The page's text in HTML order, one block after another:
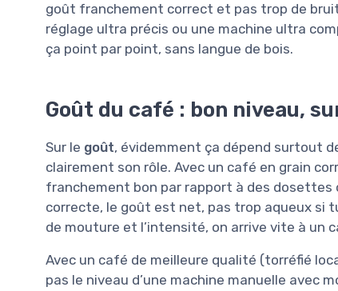
goût franchement correct et pas trop de
réglage ultra précis ou une machine ultra
ça point par point, sans langue de bois.
Goût du café : bon niveau,
Sur le goût, évidemment ça dépend surtout
clairement son rôle. Avec un café en grain
franchement bon par rapport à des dosettes
correcte, le goût est net, pas trop aqueux si
de mouture et l’intensité, on arrive vite à un
Avec un café de meilleure qualité (torréfié
pas le niveau d’une machine manuelle avec